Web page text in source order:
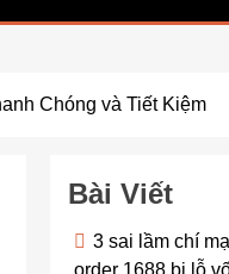
Chóng và Tiết Kiệm
Bài Viết
3 sai lầm chí
order 1688 bị lỗ